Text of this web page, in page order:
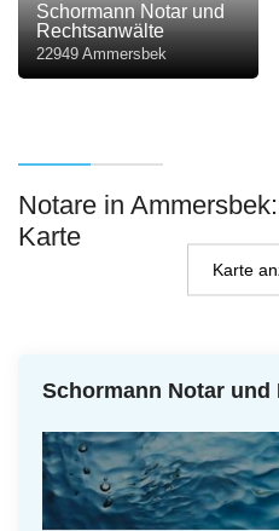
Schormann Notar und
Rechtsanwälte
22949 Ammersbek
Notare in
Karte
Karte
Schormann Notar und